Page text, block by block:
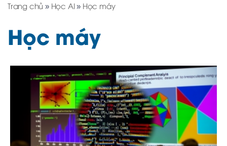
Trang chủ » Học AI» Học máy
Học máy